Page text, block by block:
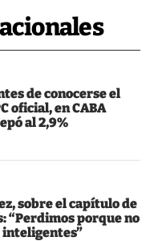
de conocerse el
oficial, en CABA
al 2,9%
sobre el capítulo de
“Perdimos porque no